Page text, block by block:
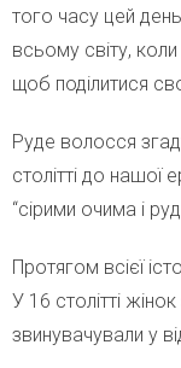
того часу цей
всьому світу,
щоб поділитися
Руде волосся
столітті до нашої
“сірими очима і
Протягом всієї
У 16 столітті
звинувачували у